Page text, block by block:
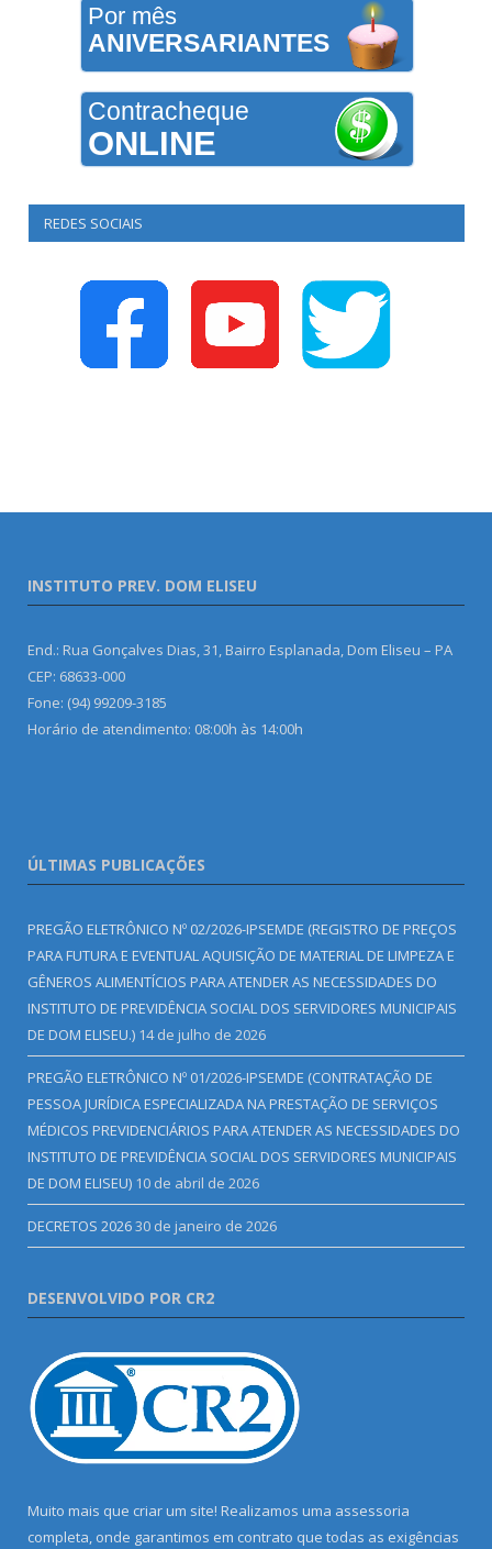
Por mês
ANIVERSARIANTES
Contracheque
ONLINE
REDES SOCIAIS
INSTITUTO PREV. DOM ELISEU
End.: Rua Gonçalves Dias, 31, Bairro Esplanada, Dom Eliseu – PA
CEP: 68633-000
Fone: (94) 99209-3185
Horário de atendimento: 08:00h às 14:00h
ÚLTIMAS PUBLICAÇÕES
PREGÃO ELETRÔNICO Nº 02/2026-IPSEMDE (REGISTRO DE PREÇOS
PARA FUTURA E EVENTUAL AQUISIÇÃO DE MATERIAL DE LIMPEZA E
GÊNEROS ALIMENTÍCIOS PARA ATENDER AS NECESSIDADES DO
INSTITUTO DE PREVIDÊNCIA SOCIAL DOS SERVIDORES MUNICIPAIS
DE DOM ELISEU.) 14 de julho de 2026
PREGÃO ELETRÔNICO Nº 01/2026-IPSEMDE (CONTRATAÇÃO DE
PESSOA JURÍDICA ESPECIALIZADA NA PRESTAÇÃO DE SERVIÇOS
MÉDICOS PREVIDENCIÁRIOS PARA ATENDER AS NECESSIDADES DO
INSTITUTO DE PREVIDÊNCIA SOCIAL DOS SERVIDORES MUNICIPAIS
DE DOM ELISEU) 10 de abril de 2026
DECRETOS 202630 de janeiro de 2026
DESENVOLVIDO POR CR2
Muito mais que criar um site! Realizamos uma assessoria
completa, onde garantimos em contrato que todas as exigências